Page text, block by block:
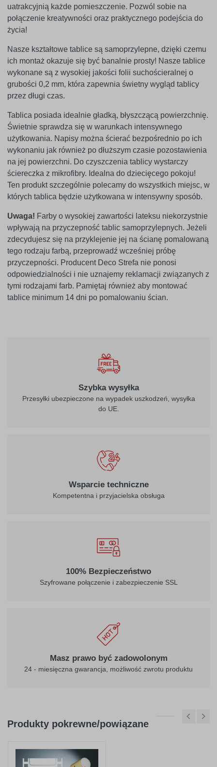
uatrakcyjnią każde pomieszczenie. Pozwól sobie na
połączenie kreatywności oraz praktycznego podejścia do
życia!
Nasze kształtowe tablice są samoprzylepne, dzięki czemu
ich montaż okazuje się być banalnie prosty! Nasze tablice
wykonane są z wysokiej jakości folii suchościeralnej o
grubości 0,2 mm, która zapewnia świetny wygląd tablicy
przez długi czas.
Tablica posiada idealnie gładką, błyszczącą powierzchnię.
Świetnie sprawdza się w warunkach intensywnego
użytkowania. Napisy można ścierać bezpośrednio po ich
wykonaniu jak również po dłuższym czasie pozostawienia
na jej powierzchni. Do czyszczenia tablicy wystarczy
ściereczka z mikrofibry. Idealna do dziecięcego pokoju!
Ten produkt szczególnie polecamy do wszystkich miejsc, w
których tablica będzie użytkowana w intensywny sposób.
Uwaga! Farby o wysokiej zawartości lateksu niekorzystnie
wpływają na przyczepność tablic samoprzylepnych. Jeżeli
zdecydujesz się na przyklejenie jej na ścianę pomalowaną
tego rodzaju farbą, przeprowadź wcześniej próbę
przyczepności. Producent Deco Strefa nie ponosi
odpowiedzialności i nie uznajemy reklamacji związanych z
tymi rodzajami farb. Pamiętaj również aby montować
tablice minimum 14 dni po pomalowaniu ścian.
Szybka wysyłka
Przesyłki ubezpieczone na wypadek uszkodzeń, wysyłka
do UE.
Wsparcie techniczne
Kompetentna i przyjacielska obsługa
100% Bezpieczeństwo
Szyfrowane połączenie i zabezpieczenie SSL
Masz prawo być zadowolonym
24 - miesięczna gwarancja, możliwość zwrotu produktu
Produkty pokrewne/powiązane